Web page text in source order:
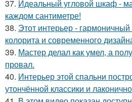
37. Идеальный угловой шкаф -
каждом сантиметре!
38. Этот интерьер - гармоничный
колорита и современного
39. Мастер делал как умел, а
провал.
40. Интерьер этой спальни
утончённой классики и